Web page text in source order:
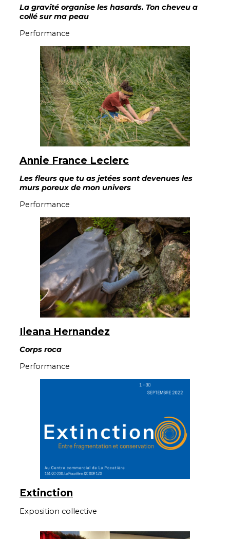
La gravité organise les hasards. Ton cheveu a
collé sur ma peau
Performance
Annie France Leclerc
Les fleurs que tu as jetées sont devenues les
murs poreux de mon univers
Performance
Ileana Hernandez
Corps roca
Performance
Extinction
Exposition collective